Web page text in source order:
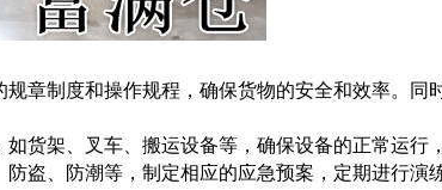
规章制度和操作规程，确保货物的安全和效率。
货架、叉车、搬运设备等，确保设备的正常运行
盗、防潮等，制定相应的应急预案，定期进行演